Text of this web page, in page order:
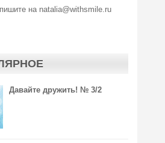
на natalia@withsmile.ru
Давайте дружить! № 3/2